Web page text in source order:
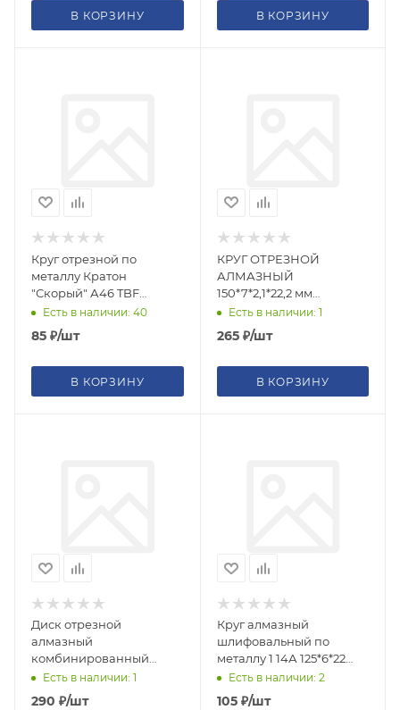
В КОРЗИНУ В КОРЗИНУ
Круг отрезной по
металлу Кратон
"Скорый" А46 TBF
150*1,8*22,2
Есть в наличии: 40
85 ₽/шт
В КОРЗИНУ
КРУГ ОТРЕЗНОЙ
АЛМАЗНЫЙ
150*7*2,1*22,2 мм
CЕГМЕНТ RinG
Есть в наличии: 1
265₽/шт
В КОРЗИНУ
Диск отрезной
алмазный
комбинированный
турбо GreatFlex Light
125х2,2х7,0х22,2мм
Есть в наличии: 1
290 ₽/шт
Круг алмазный
шлифовальный по
металлу 1 14А 125*6*22
RingЕсть в наличии: 2
105₽/шт